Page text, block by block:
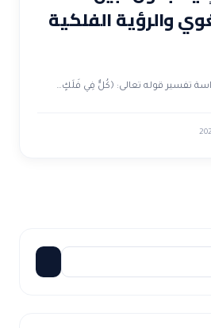
والرؤية الفلكية
تفسير قوله تعالى: ﴿كُلٌّ فِي فَلَكٍ…